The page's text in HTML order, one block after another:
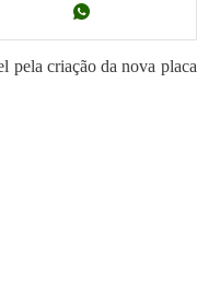
pela criação da nova placa